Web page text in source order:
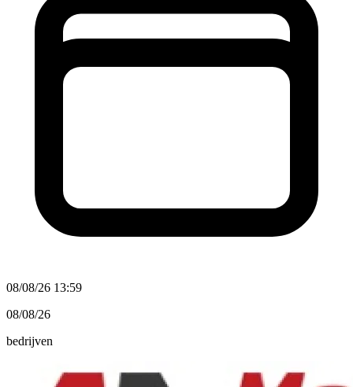
08/08/26 13:59
08/08/26
bedrijven